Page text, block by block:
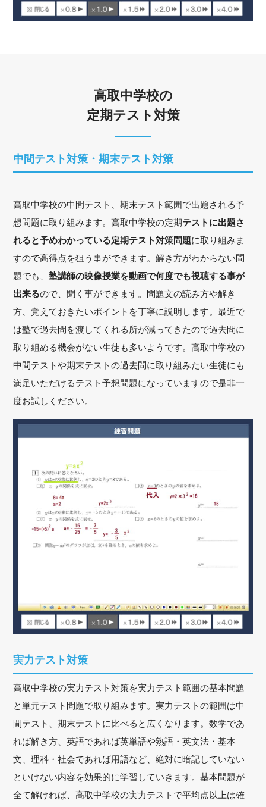
高取中学校の
定期テスト対策
中間テスト対策・期末テスト対策
高取中学校の中間テスト、期末テスト範囲で出題される予
想問題に取り組みます。高取中学校の定期テストに出題さ
れると予めわかっている定期テスト対策問題に取り組みま
すので高得点を狙う事ができます。解き方がわからない問
題でも、塾講師の映像授業を動画で何度でも視聴する事が
出来るので、聞く事ができます。問題文の読み方や解き
方、覚えておきたいポイントを丁寧に説明します。最近で
は塾で過去問を渡してくれる所が減ってきたので過去問に
取り組める機会がない生徒も多いようです。高取中学校の
中間テストや期末テストの過去問に取り組みたい生徒にも
満足いただけるテスト予想問題になっていますので是非一
度お試しください。
実力テスト対策
高取中学校の実力テスト対策を実力テスト範囲の基本問題
と単元テスト問題で取り組みます。実力テストの範囲は中
間テスト、期末テストに比べると広くなります。数学であ
れば解き方、英語であれば英単語や熟語・英文法・基本
文、理科・社会であれば用語など、絶対に暗記していない
といけない内容を効果的に学習していきます。基本問題が
全て解ければ、高取中学校の実力テストで平均点以上は確